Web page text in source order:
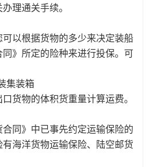
理通关手续。
以根据货物的多少来决定装船
》所定的险种来进行投保。可
集装箱
货物的体积货重量计算运费。
同》中已事先约定运输保险的
海洋货物运输保险、陆空邮货